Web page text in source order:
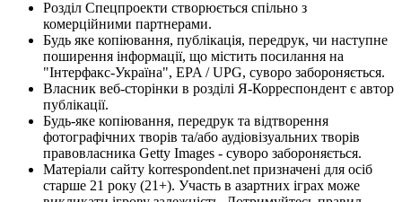
Розділ Спецпроекти створюється спільно з
комерційними партнерами.
Будь яке копіювання, публікація, передрук, чи наступне
поширення інформації, що містить посилання на
"Інтерфакс-Україна", EPA / UPG, суворо забороняється.
Власник веб-сторінки в розділі Я-Корреспондент є автор
публікації.
Будь-яке копіювання, передрук та відтворення
фотографічних творів та/або аудіовізуальних творів
правовласника Getty Images - суворо забороняється.
Матеріали сайту korrespondent.net призначені для осіб
старше 21 року (21+). Участь в азартних іграх може